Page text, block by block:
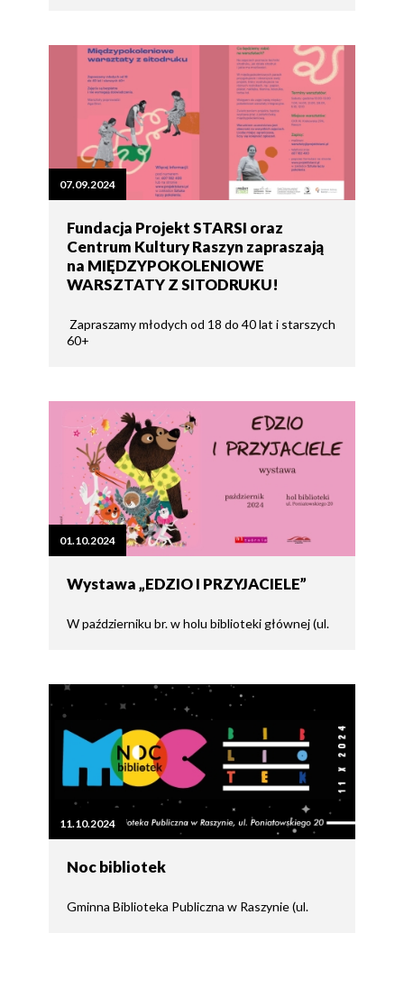
07.09.2024
Fundacja Projekt STARSI oraz
Centrum Kultury Raszyn zapraszają
na MIĘDZYPOKOLENIOWE
WARSZTATY Z SITODRUKU!
Zapraszamy młodych od 18 do 40 lat i starszych
60+
01.10.2024
Wystawa „EDZIO I PRZYJACIELE”
W październiku br. w holu biblioteki głównej (ul.
11.10.2024
Noc bibliotek
Gminna Biblioteka Publiczna w Raszynie (ul.